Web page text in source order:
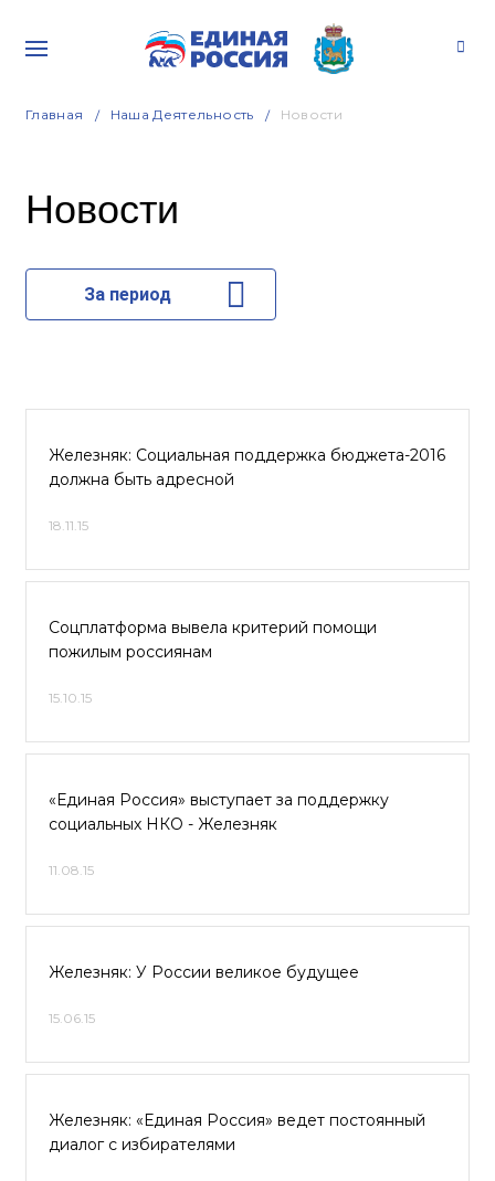
Главная Наша Деятельность Новости
Новости
За период
Железняк: Социальная поддержка бюджета-2016
должна быть адресной
18.11.15
Соцплатформа вывела критерий помощи
пожилым россиянам
15.10.15
«Единая Россия» выступает за поддержку
социальных НКО - Железняк
11.08.15
Железняк: У России великое будущее
15.06.15
Железняк: «Единая Россия» ведет постоянный
диалог с избирателями